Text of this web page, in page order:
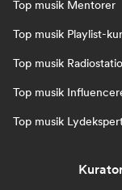
Top musik Mentorer
Top musik Playlist-
Top musik
Top musik
Top musik